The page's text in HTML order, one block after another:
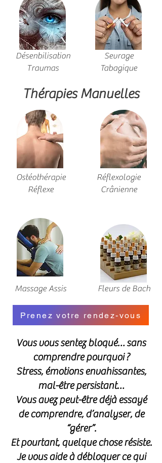
Désenbilisation
Traumas
Sevrage
Tabagique
Thérapies Manuelles
Ostéothérapie
Réflexe
Massage Assis
Réflexologie
Crânienne
Fleurs de Bach
Prenez votre rendez-vous
Vous vous sentez bloqué… sans
comprendre pourquoi ?
Stress, émotions envahissantes,
mal-être persistant…
Vous avez peut-être déjà essayé
de comprendre, d’analyser, de
“gérer”.
Et pourtant, quelque chose résiste.
Je vous aide à débloquer ce qui